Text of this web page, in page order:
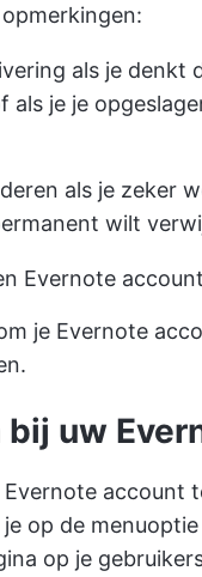
als je denkt
als je je
als je zeker
wilt
Evernote
je Evernote
bij uw
account
op de
op je